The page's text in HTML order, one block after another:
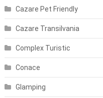
Cazare Pet Friendly
Cazare Transilvania
Complex Turistic
Conace
Glamping